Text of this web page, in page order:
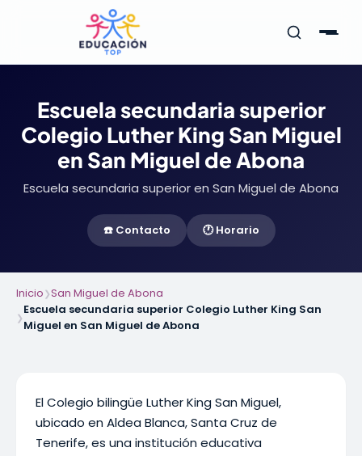
Escuela secundaria superior
Colegio Luther King San Miguel
en San Miguel de Abona
Escuela secundaria superior en San Miguel de Abona
☎️ Contacto 🕐 Horario
Inicio❯San Miguel de Abona
❯
Escuela secundaria superior Colegio Luther King San
Miguel en San Miguel de Abona
El Colegio bilingüe Luther King San Miguel,
ubicado en Aldea Blanca, Santa Cruz de
Tenerife, es una institución educativa